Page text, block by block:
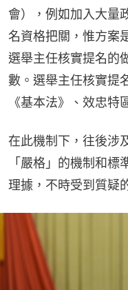
會），例如加入大量
名資格把關，惟方案
選舉主任核實提名的
數。選舉主任核實提
《基本法》、效忠特
在此機制下，往後涉
「嚴格」的機制和
理據，不時受到質疑